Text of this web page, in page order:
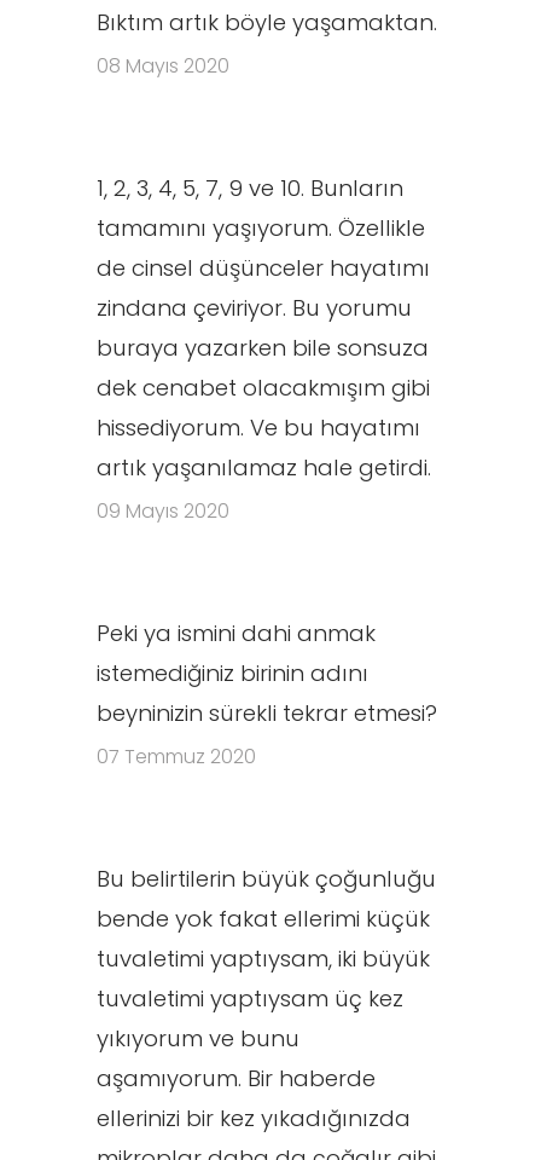
Bıktım artık böyle yaşamaktan.
08 Mayıs 2020
1, 2, 3, 4, 5, 7, 9 ve 10. Bunların
tamamını yaşıyorum. Özellikle
de cinsel düşünceler hayatımı
zindana çeviriyor. Bu yorumu
buraya yazarken bile sonsuza
dek cenabet olacakmışım gibi
hissediyorum. Ve bu hayatımı
artık yaşanılamaz hale getirdi.
09 Mayıs 2020
Peki ya ismini dahi anmak
istemediğiniz birinin adını
beyninizin sürekli tekrar etmesi?
07 Temmuz 2020
Bu belirtilerin büyük çoğunluğu
bende yok fakat ellerimi küçük
tuvaletimi yaptıysam, iki büyük
tuvaletimi yaptıysam üç kez
yıkıyorum ve bunu
aşamıyorum. Bir haberde
ellerinizi bir kez yıkadığınızda